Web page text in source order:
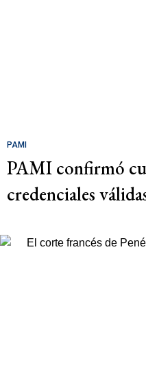
PAMI
PAMI confirmó
credenciales